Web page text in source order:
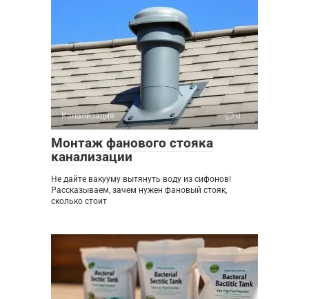
Канализация 0
Монтаж фанового стояка
канализации
Не дайте вакууму вытянуть воду из сифонов!
Рассказываем, зачем нужен фановый стояк,
сколько стоит